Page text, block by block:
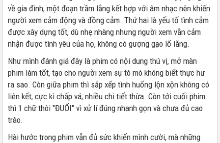
về gia đình, một đoạn trầm lắng kết hợp với âm nhạc nên khiến
người xem cảm động và đồng cảm. Thứ hai là yếu tố tình cảm
được xây dựng tốt, dù nhẹ nhàng nhưng người xem vẫn cảm
nhận được tình yêu của họ, không có gượng gạo lố lăng.
Như mình đánh giá đây là phim có nội dung thú vị, mở màn
phim làm tốt, tạo cho người xem sự tò mò không biết thực hư
ra sao. Còn giữa phim thì sắp xếp tình huống lộn xộn không có
liên kết, cực kì chấp vá, nhiều chi tiết thừa. Còn tới cuối phim
thì 1 chữ thôi "ĐUỐI" vì xử lí đúng nhanh gọn và chưa đủ cao
trào.
Hài hước trong phim vẫn đủ sức khiến mình cười, mà những